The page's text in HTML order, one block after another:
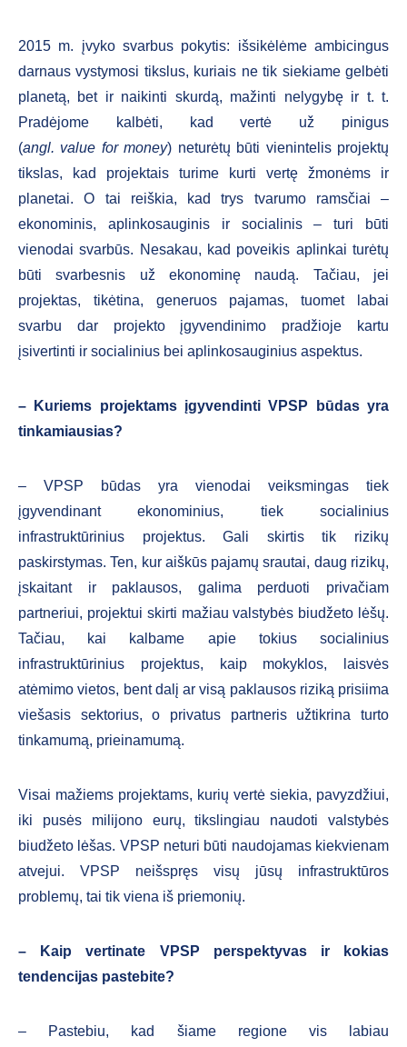
2015 m. įvyko svarbus pokytis: išsikėlėme ambicingus
darnaus vystymosi tikslus, kuriais ne tik siekiame gelbėti
planetą, bet ir naikinti skurdą, mažinti nelygybę ir t. t.
Pradėjome kalbėti, kad vertė už pinigus
(angl. value for money) neturėtų būti vienintelis projektų
tikslas, kad projektais turime kurti vertę žmonėms ir
planetai. O tai reiškia, kad trys tvarumo ramsčiai –
ekonominis, aplinkosauginis ir socialinis – turi būti
vienodai svarbūs. Nesakau, kad poveikis aplinkai turėtų
būti svarbesnis už ekonominę naudą. Tačiau, jei
projektas, tikėtina, generuos pajamas, tuomet labai
svarbu dar projekto įgyvendinimo pradžioje kartu
įsivertinti ir socialinius bei aplinkosauginius aspektus.
–
Kuriems projektams įgyvendinti VPSP būdas yra
tinkamiausias?
– VPSP būdas yra vienodai veiksmingas tiek
įgyvendinant ekonominius, tiek socialinius
infrastruktūrinius projektus. Gali skirtis tik rizikų
paskirstymas. Ten, kur aiškūs pajamų srautai, daug rizikų,
įskaitant ir paklausos, galima perduoti privačiam
partneriui, projektui skirti mažiau valstybės biudžeto lėšų.
Tačiau, kai kalbame apie tokius socialinius
infrastruktūrinius projektus, kaip mokyklos, laisvės
atėmimo vietos, bent dalį ar visą paklausos riziką prisiima
viešasis sektorius, o privatus partneris užtikrina turto
tinkamumą, prieinamumą.
Visai mažiems projektams, kurių vertė siekia, pavyzdžiui,
iki pusės milijono eurų, tikslingiau naudoti valstybės
biudžeto lėšas. VPSP neturi būti naudojamas kiekvienam
atvejui. VPSP neišspręs visų jūsų infrastruktūros
problemų, tai tik viena iš priemonių.
–
Kaip vertinate VPSP perspektyvas ir kokias
tendencijas pastebite?
– Pastebiu, kad šiame regione vis labiau